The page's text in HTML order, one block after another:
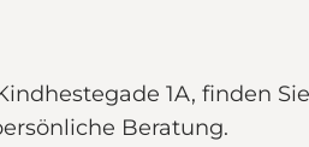
1A, finden
Beratung.